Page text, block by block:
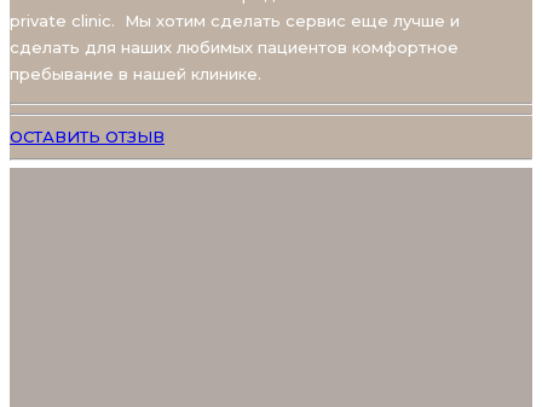
private clinic. Мы хотим сделать сервис еще лучше и
сделать для наших любимых пациентов комфортное
пребывание в нашей клинике.
ОСТАВИТЬ ОТЗЫВ